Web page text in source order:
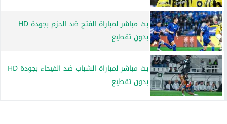
بث مباشر لمباراة الفتح ضد الحزم بجودة HD
بدون تقطيع
بث مباشر لمباراة الشباب ضد الفيحاء بجودة HD
بدون تقطيع